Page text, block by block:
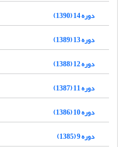
دوره 14 (1390)
دوره 13 (1389)
دوره 12 (1388)
دوره 11 (1387)
دوره 10 (1386)
دوره 9 (1385)